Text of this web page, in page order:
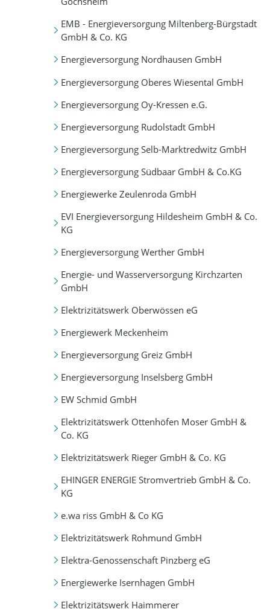
EMB - Energieversorgung Miltenberg-Bürgstadt
GmbH & Co. KG
Energieversorgung Nordhausen GmbH
Energieversorgung Oberes Wiesental GmbH
Energieversorgung Oy-Kressen e.G.
Energieversorgung Rudolstadt GmbH
Energieversorgung Selb-Marktredwitz GmbH
Energieversorgung Südbaar GmbH & Co.KG
Energiewerke Zeulenroda GmbH
EVI Energieversorgung Hildesheim GmbH & Co.
KG
Energieversorgung Werther GmbH
Energie- und Wasserversorgung Kirchzarten
GmbH
Elektrizitätswerk Oberwössen eG
Energiewerk Meckenheim
Energieversorgung Greiz GmbH
Energieversorgung Inselsberg GmbH
EW Schmid GmbH
Elektrizitätswerk Ottenhöfen Moser GmbH &
Co. KG
Elektrizitätswerk Rieger GmbH & Co. KG
EHINGER ENERGIE Stromvertrieb GmbH & Co.
KG
e.wa riss GmbH & Co KG
Elektrizitätswerk Rohmund GmbH
Elektra-Genossenschaft Pinzberg eG
Energiewerke Isernhagen GmbH
Elektrizitätswerk Haimmerer